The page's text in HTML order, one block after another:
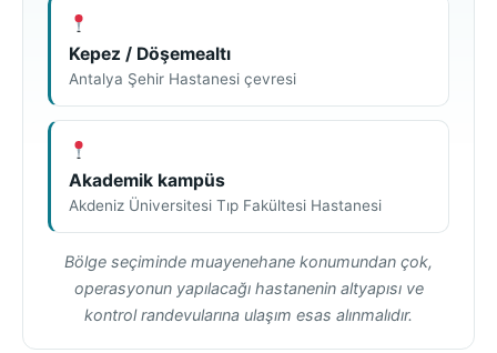
Kepez / Döşemealtı
Antalya Şehir Hastanesi çevresi
Akademik kampüs
Akdeniz Üniversitesi Tıp Fakültesi Hastanesi
Bölge seçiminde muayenehane konumundan çok,
operasyonun yapılacağı hastanenin altyapısı ve
kontrol randevularına ulaşım esas alınmalıdır.